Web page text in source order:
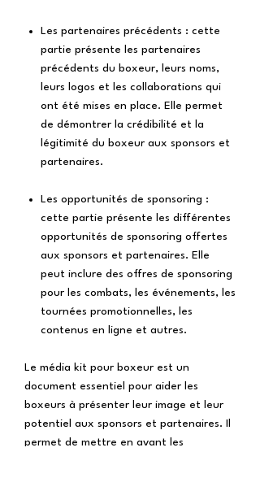
Les partenaires précédents : cette
partie présente les partenaires
précédents du boxeur, leurs noms,
leurs logos et les collaborations qui
ont été mises en place. Elle permet
de démontrer la crédibilité et la
légitimité du boxeur aux sponsors et
partenaires.
Les opportunités de sponsoring :
cette partie présente les différentes
opportunités de sponsoring offertes
aux sponsors et partenaires. Elle
peut inclure des offres de sponsoring
pour les combats, les événements, les
tournées promotionnelles, les
contenus en ligne et autres.
Le média kit pour boxeur est un
document essentiel pour aider les
boxeurs à présenter leur image et leur
potentiel aux sponsors et partenaires. Il
permet de mettre en avant les